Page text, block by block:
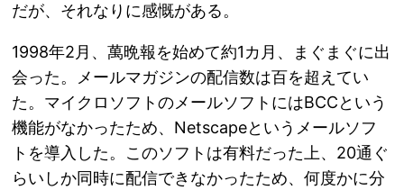
だが、それなりに感慨がある。
1998年2月、萬晩報を始めて約1カ月、まぐまぐに出
会った。メールマガジンの配信数は百を超えてい
た。マイクロソフトのメールソフトにはBCCという
機能がなかったため、Netscapeというメールソフ
トを導入した。このソフトは有料だった上、20通ぐ
らいしか同時に配信できなかったため、何度かに分